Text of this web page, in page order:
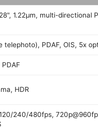
1.22µm, multi-directional
telephoto), PDAF, OIS, 5x
HDR
240/480fps,